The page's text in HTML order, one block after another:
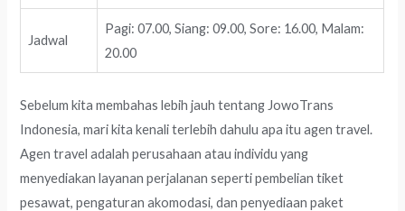
Jadwal
Pagi: 07.00, Siang: 09.00, Sore: 16.00, Malam:
20.00
Sebelum kita membahas lebih jauh tentang JowoTrans
Indonesia, mari kita kenali terlebih dahulu apa itu agen travel.
Agen travel adalah perusahaan atau individu yang
menyediakan layanan perjalanan seperti pembelian tiket
pesawat, pengaturan akomodasi, dan penyediaan paket